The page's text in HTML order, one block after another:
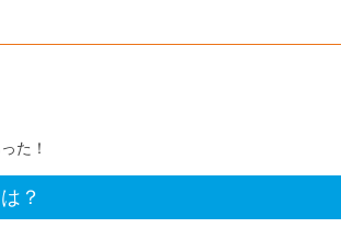
た！
？